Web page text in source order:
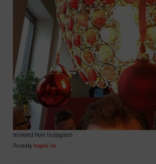
mirrored from Instagram
Posted by Intagrate Lite